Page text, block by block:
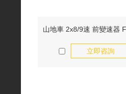
立即咨詢